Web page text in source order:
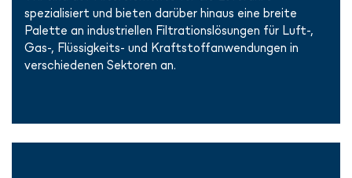
spezialisiert und bieten darüber hinaus eine breite
Palette an industriellen Filtrationslösungen für Luft-,
Gas-, Flüssigkeits- und Kraftstoffanwendungen in
verschiedenen Sektoren an.